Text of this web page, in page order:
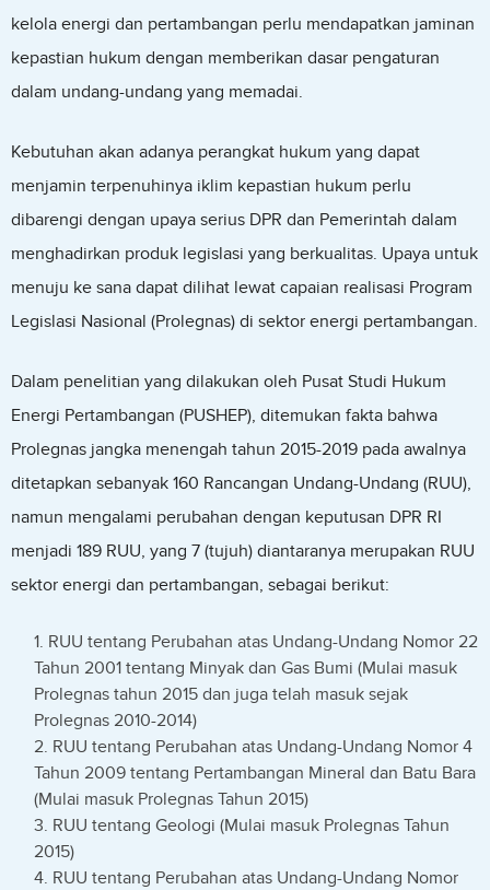
kelola energi dan pertambangan perlu mendapatkan jaminan
kepastian hukum dengan memberikan dasar pengaturan
dalam undang-undang yang memadai.
Kebutuhan akan adanya perangkat hukum yang dapat
menjamin terpenuhinya iklim kepastian hukum perlu
dibarengi dengan upaya serius DPR dan Pemerintah dalam
menghadirkan produk legislasi yang berkualitas. Upaya untuk
menuju ke sana dapat dilihat lewat capaian realisasi Program
Legislasi Nasional (Prolegnas) di sektor energi pertambangan.
Dalam penelitian yang dilakukan oleh Pusat Studi Hukum
Energi Pertambangan (PUSHEP), ditemukan fakta bahwa
Prolegnas jangka menengah tahun 2015-2019 pada awalnya
ditetapkan sebanyak 160 Rancangan Undang-Undang (RUU),
namun mengalami perubahan dengan keputusan DPR RI
menjadi 189 RUU, yang 7 (tujuh) diantaranya merupakan RUU
sektor energi dan pertambangan, sebagai berikut:
RUU tentang Perubahan atas Undang-Undang Nomor 22
Tahun 2001 tentang Minyak dan Gas Bumi (Mulai masuk
Prolegnas tahun 2015 dan juga telah masuk sejak
Prolegnas 2010-2014)
RUU tentang Perubahan atas Undang-Undang Nomor 4
Tahun 2009 tentang Pertambangan Mineral dan Batu Bara
(Mulai masuk Prolegnas Tahun 2015)
RUU tentang Geologi (Mulai masuk Prolegnas Tahun
2015)
RUU tentang Perubahan atas Undang-Undang Nomor